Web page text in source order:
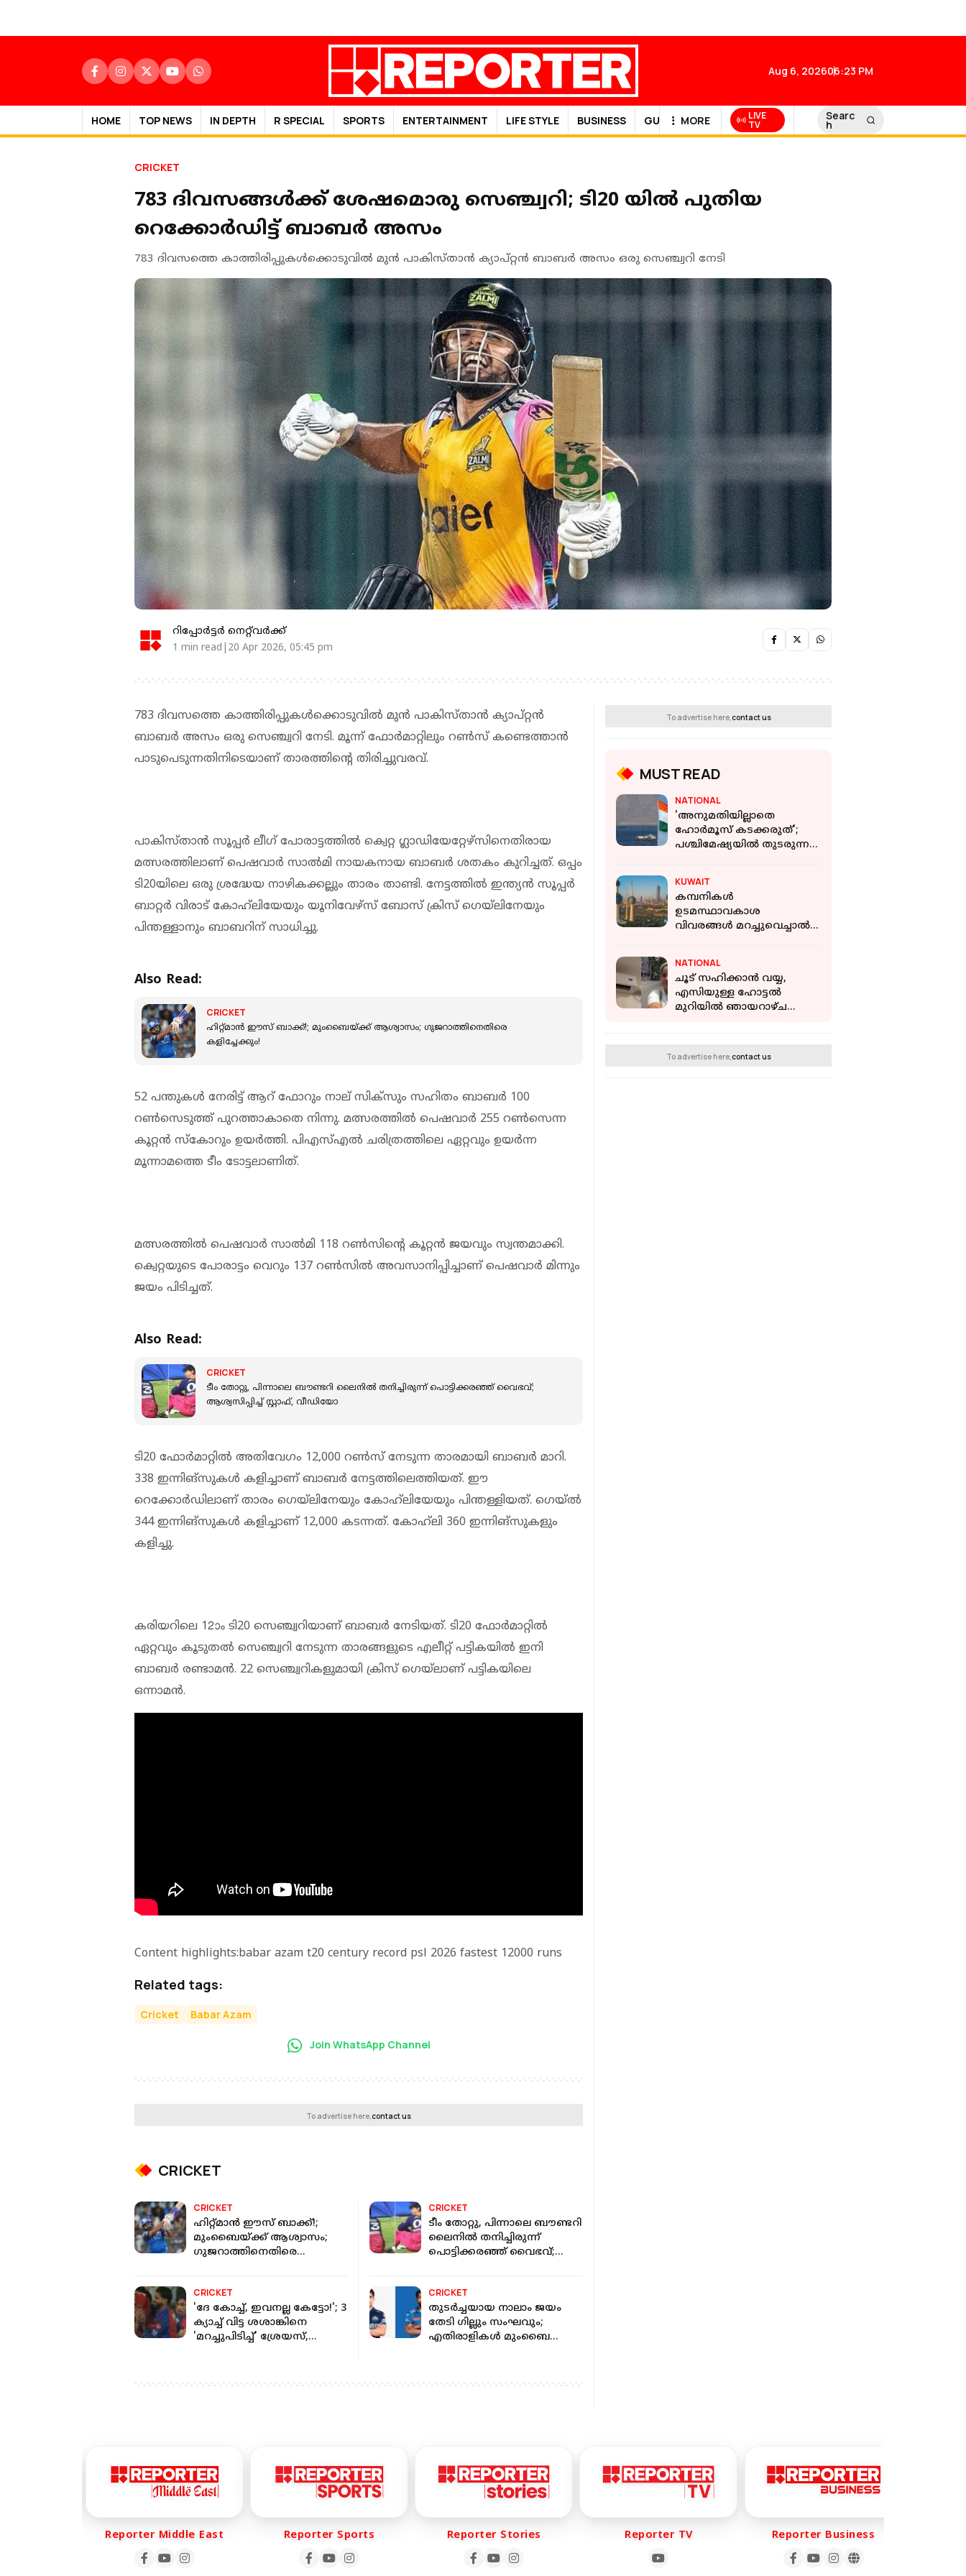
Aug 6, 202606:23 PM
HOME TOP NEWS IN DEPTH R SPECIAL SPORTS ENTERTAINMENT LIFE STYLE BUSINESS GULF NEWS
MORE LIVE
TV
Searc
h
CRICKET
783 ദിവസങ്ങൾക്ക് ശേഷമൊരു സെഞ്ച്വറി; ടി20 യിൽ പുതിയ
റെക്കോർഡിട്ട് ബാബർ അസം
783 ദിവസത്തെ കാത്തിരിപ്പുകള്‍ക്കൊടുവില്‍ മുന്‍ പാകിസ്താൻ ക്യാപ്റ്റന്‍ ബാബര്‍ അസം ഒരു സെഞ്ച്വറി നേടി
റിപ്പോർട്ടർ നെറ്റ്‌വര്‍ക്ക്‌
1 min read|20 Apr 2026, 05:45 pm
783 ദിവസത്തെ കാത്തിരിപ്പുകള്‍ക്കൊടുവില്‍ മുന്‍ പാകിസ്താൻ ക്യാപ്റ്റന്‍
ബാബര്‍ അസം ഒരു സെഞ്ച്വറി നേടി. മൂന്ന് ഫോര്‍മാറ്റിലും റണ്‍സ് കണ്ടെത്താന്‍
പാടുപെടുന്നതിനിടെയാണ് താരത്തിന്റെ തിരിച്ചുവരവ്.
പാകിസ്താൻ സൂപ്പര്‍ ലീഗ് പോരാട്ടത്തില്‍ ക്വെറ്റ ഗ്ലാഡിയേറ്റേഴ്‌സിനെതിരായ
മത്സരത്തിലാണ് പെഷവാര്‍ സാല്‍മി നായകനായ ബാബര്‍ ശതകം കുറിച്ചത്. ഒപ്പം
ടി20യിലെ ഒരു ശ്രദ്ധേയ നാഴികക്കല്ലും താരം താണ്ടി. നേട്ടത്തില്‍ ഇന്ത്യന്‍ സൂപ്പര്‍
ബാറ്റര്‍ വിരാട് കോഹ്‌ലിയേയും യൂനിവേഴ്‌സ് ബോസ് ക്രിസ് ഗെയ്‌ലിനേയും
പിന്തള്ളാനും ബാബറിന് സാധിച്ചു.
Also Read:
CRICKET
ഹിറ്റ്മാൻ ഈസ് ബാക്ക്!; മുംബൈയ്ക്ക് ആശ്വാസം; ഗുജറാത്തിനെതിരെ
കളിച്ചേക്കും!
52 പന്തുകള്‍ നേരിട്ട് ആറ് ഫോറും നാല് സിക്‌സും സഹിതം ബാബര്‍ 100
റണ്‍സെടുത്ത് പുറത്താകാതെ നിന്നു. മത്സരത്തില്‍ പെഷവാര്‍ 255 റണ്‍സെന്ന
കൂറ്റന്‍ സ്‌കോറും ഉയര്‍ത്തി. പിഎസ്എല്‍ ചരിത്രത്തിലെ ഏറ്റവും ഉയര്‍ന്ന
മൂന്നാമത്തെ ടീം ടോട്ടലാണിത്.
മത്സരത്തില്‍ പെഷവാര്‍ സാല്‍മി 118 റണ്‍സിന്റെ കൂറ്റന്‍ ജയവും സ്വന്തമാക്കി.
ക്വെറ്റയുടെ പോരാട്ടം വെറും 137 റണ്‍സില്‍ അവസാനിപ്പിച്ചാണ് പെഷവാര്‍ മിന്നും
ജയം പിടിച്ചത്.
Also Read:
CRICKET
ടീം തോറ്റു, പിന്നാലെ ബൗണ്ടറി ലൈനിൽ തനിച്ചിരുന്ന് പൊട്ടിക്കരഞ്ഞ് വൈഭവ്;
ആശ്വസിപ്പിച്ച് സ്റ്റാഫ്, വീഡിയോ
ടി20 ഫോര്‍മാറ്റില്‍ അതിവേഗം 12,000 റണ്‍സ് നേടുന്ന താരമായി ബാബര്‍ മാറി.
338 ഇന്നിങ്‌സുകള്‍ കളിച്ചാണ് ബാബര്‍ നേട്ടത്തിലെത്തിയത്. ഈ
റെക്കോര്‍ഡിലാണ് താരം ഗെയ്‌ലിനേയും കോഹ്‌ലിയേയും പിന്തള്ളിയത്. ഗെയ്ല്‍
344 ഇന്നിങ്‌സുകള്‍ കളിച്ചാണ് 12,000 കടന്നത്. കോഹ്‌ലി 360 ഇന്നിങ്‌സുകളും
കളിച്ചു.
കരിയറിലെ 12ാം ടി20 സെഞ്ച്വറിയാണ് ബാബര്‍ നേടിയത്. ടി20 ഫോര്‍മാറ്റില്‍
ഏറ്റവും കൂടുതല്‍ സെഞ്ച്വറി നേടുന്ന താരങ്ങളുടെ എലീറ്റ് പട്ടികയില്‍ ഇനി
ബാബര്‍ രണ്ടാമന്‍. 22 സെഞ്ച്വറികളുമായി ക്രിസ് ഗെയ്‌ലാണ് പട്ടികയിലെ
ഒന്നാമന്‍.
Content highlights:babar azam t20 century record psl 2026 fastest 12000 runs
Related tags:
Cricket Babar Azam
Join WhatsApp Channel
To advertise here,contact us
CRICKET
CRICKET
ഹിറ്റ്മാൻ ഈസ് ബാക്ക്!;
മുംബൈയ്ക്ക് ആശ്വാസം;
ഗുജറാത്തിനെതിരെ
CRICKET
ടീം തോറ്റു, പിന്നാലെ ബൗണ്ടറി
ലൈനിൽ തനിച്ചിരുന്ന്
പൊട്ടിക്കരഞ്ഞ് വൈഭവ്;
CRICKET
'ദേ കോച്ച്, ഇവനല്ല കേട്ടോ!'; 3
ക്യാച്ച് വിട്ട ശശാങ്കിനെ
'മറച്ചുപിടിച്ച്' ശ്രേയസ്,
CRICKET
തുടര്‍ച്ചയായ നാലാം ജയം
തേടി ഗില്ലും സംഘവും;
എതിരാളികൾ മുംബൈ
To advertise here, contact us
MUST READ
NATIONAL
'അനുമതിയില്ലാതെ
ഹോർമൂസ് കടക്കരുത്';
പശ്ചിമേഷ്യയിൽ തുടരുന്ന
നാവികസേന
KUWAIT
കമ്പനികൾ
ഉടമസ്ഥാവകാശ
വിവരങ്ങൾ മറച്ചുവെച്ചാൽ
NATIONAL
ചൂട് സഹിക്കാന്‍ വയ്യ,
എസിയുള്ള ഹോട്ടല്‍
മുറിയില്‍ ഞായറാഴ്ച
To advertise here, contact us
Reporter Middle East Reporter Sports Reporter Stories Reporter TV Reporter Business